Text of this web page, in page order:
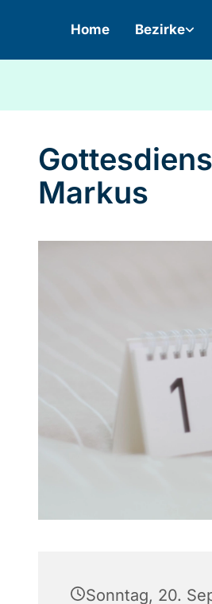
Home Bezirke
Markus
Sonntag, 20.